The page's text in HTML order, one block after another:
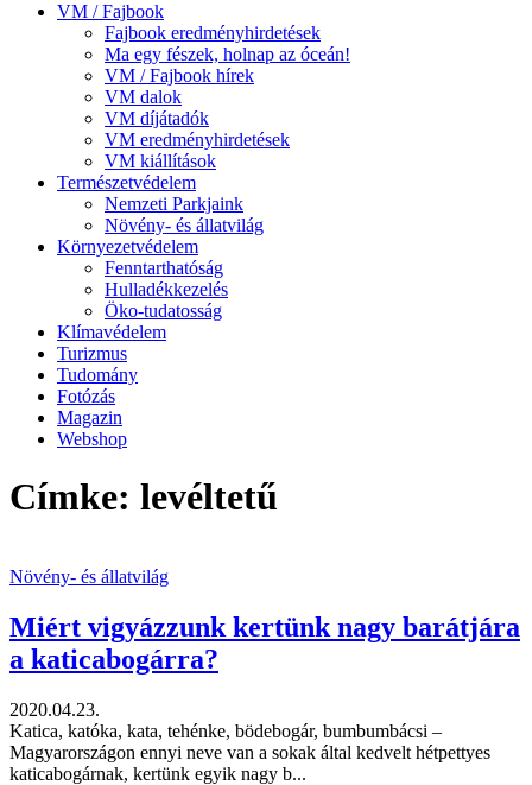
VM / Fajbook
Fajbook eredményhirdetések
Ma egy fészek, holnap az óceán!
VM / Fajbook hírek
VM dalok
VM díjátadók
VM eredményhirdetések
VM kiállítások
Természetvédelem
Nemzeti Parkjaink
Növény- és állatvilág
Környezetvédelem
Fenntarthatóság
Hulladékkezelés
Öko-tudatosság
Klímavédelem
Turizmus
Tudomány
Fotózás
Magazin
Webshop
Címke: levéltetű
Növény- és állatvilág
Miért vigyázzunk kertünk nagy barátjára
a katicabogárra?
2020.04.23.
Katica, katóka, kata, tehénke, bödebogár, bumbumbácsi –
Magyarországon ennyi neve van a sokak által kedvelt hétpettyes
katicabogárnak, kertünk egyik nagy b...